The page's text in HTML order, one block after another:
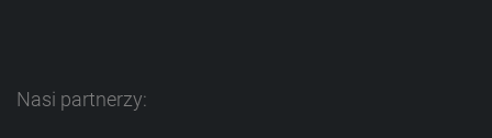
Nasi partnerzy: